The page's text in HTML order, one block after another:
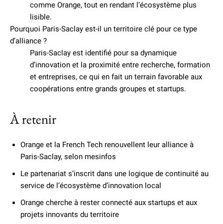
comme Orange, tout en rendant l’écosystème plus
lisible.
Pourquoi Paris-Saclay est-il un territoire clé pour ce type
d’alliance ?
Paris-Saclay est identifié pour sa dynamique
d’innovation et la proximité entre recherche, formation
et entreprises, ce qui en fait un terrain favorable aux
coopérations entre grands groupes et startups.
À retenir
Orange et la French Tech renouvellent leur alliance à
Paris-Saclay, selon mesinfos
Le partenariat s’inscrit dans une logique de continuité au
service de l’écosystème d’innovation local
Orange cherche à rester connecté aux startups et aux
projets innovants du territoire